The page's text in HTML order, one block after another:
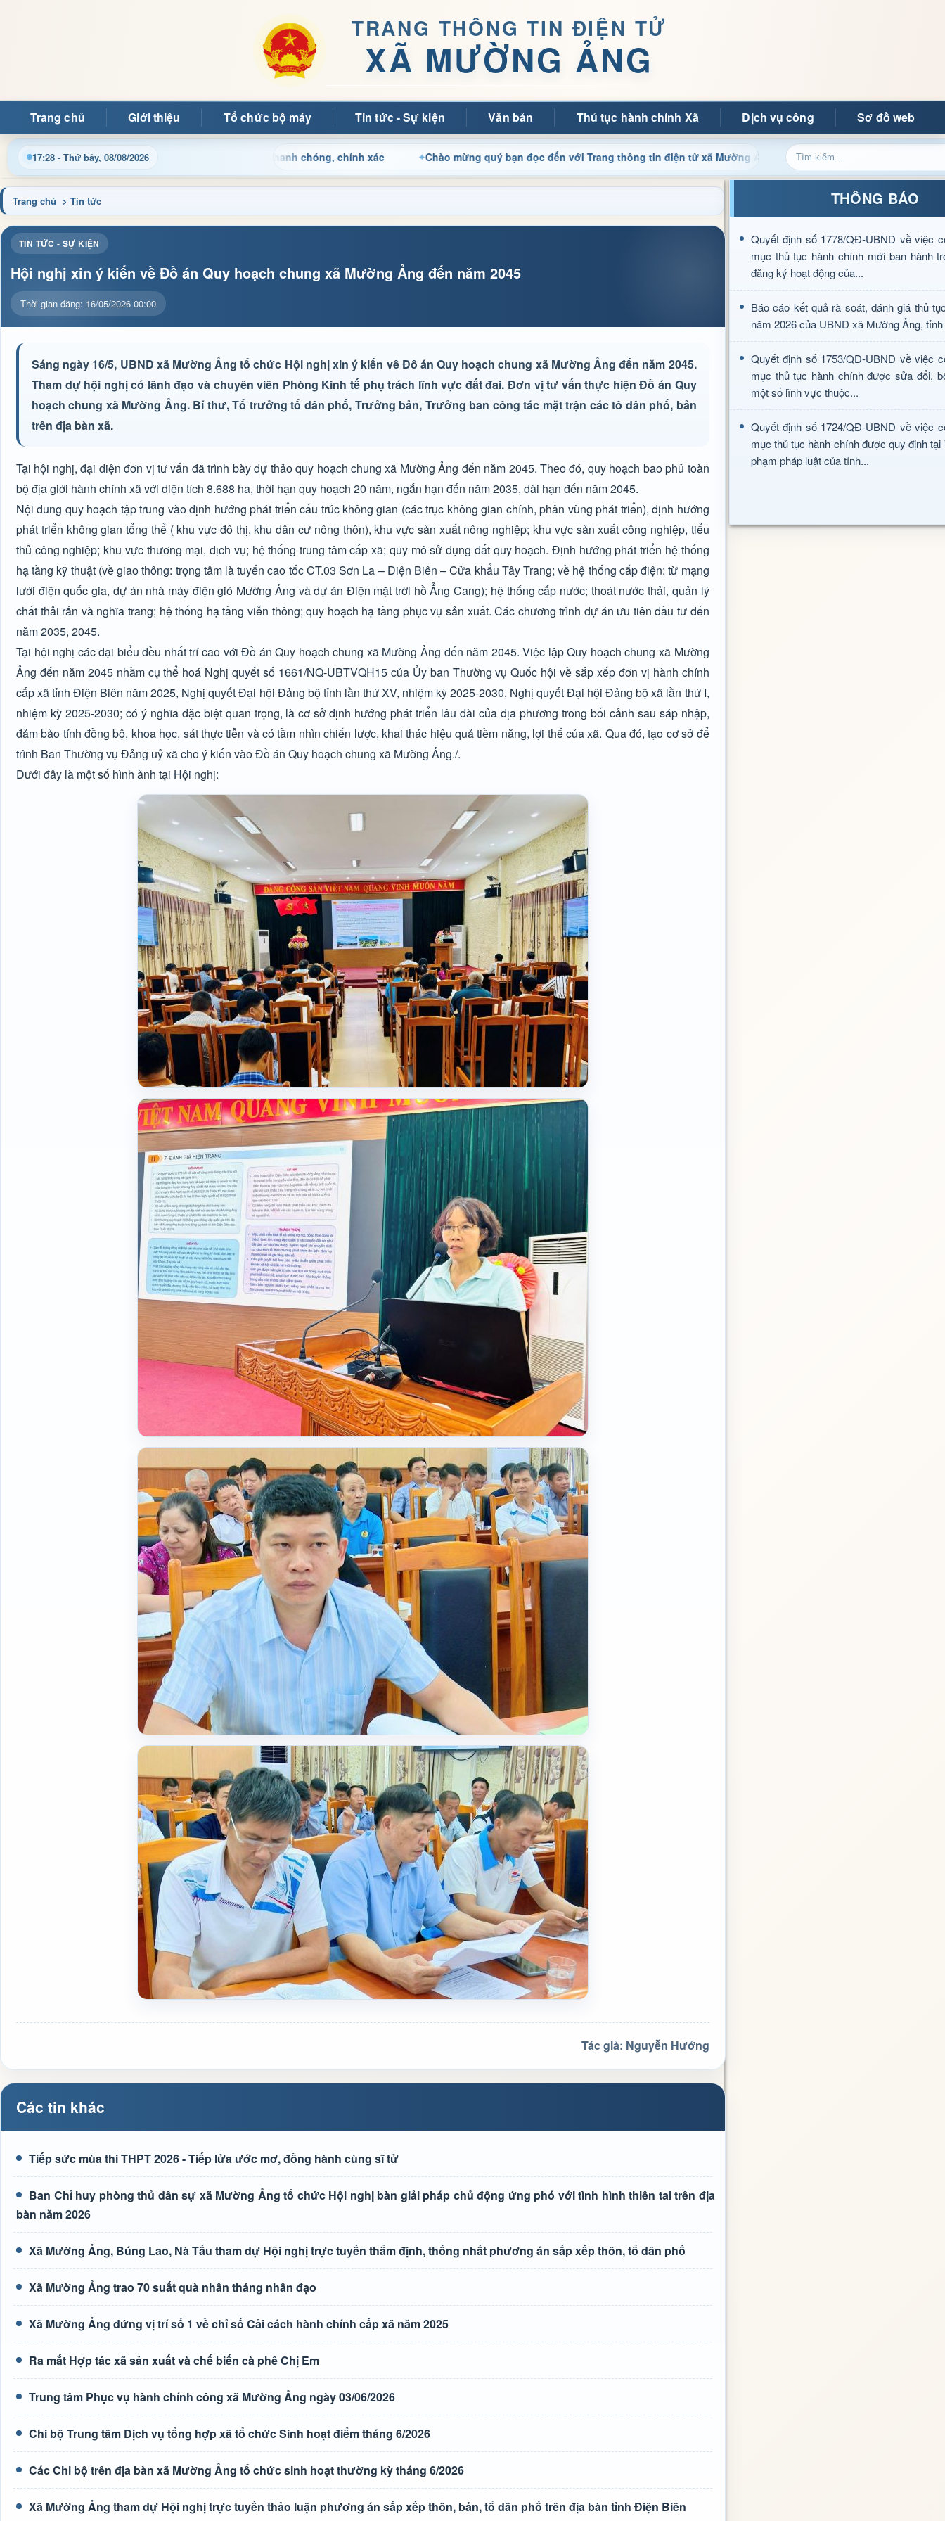
TRANG THÔNG TIN ĐIỆN TỬ
XÃ MƯỜNG ẢNG
Trang chủ Giới thiệu Tổ chức bộ máy Tin tức - Sự kiện Văn bản Thủ tục hành chính Xã Dịch vụ công Sơ đồ web
17:28 - Thứ bảy, 08/08/2026
thủ tục hành chính và tin tức địa phương nhanh chóng, chính xác Chào mừng quý bạn đọc đến với Trang thông tin điện tử xã Mường Ảng Cập nhật thông tin điều hành, thủ
Trang chủ > Tin tức
TIN TỨC - SỰ KIỆN
Hội nghị xin ý kiến về Đồ án Quy hoạch chung xã Mường Ảng đến năm 2045
Thời gian đăng: 16/05/2026 00:00
Sáng ngày 16/5, UBND xã Mường Ảng tổ chức Hội nghị xin ý kiến về Đồ án Quy hoạch chung xã Mường Ảng đến năm 2045.
Tham dự hội nghị có lãnh đạo và chuyên viên Phòng Kinh tế phụ trách lĩnh vực đất đai. Đơn vị tư vấn thực hiện Đồ án Quy
hoạch chung xã Mường Ảng. Bí thư, Tổ trưởng tổ dân phố, Trưởng bản, Trưởng ban công tác mặt trận các tô dân phố, bản
trên địa bàn xã.
Tại hội nghị, đại diện đơn vị tư vấn đã trình bày dự thảo quy hoạch chung xã Mường Ảng đến năm 2045. Theo đó, quy hoạch bao phủ toàn
bộ địa giới hành chính xã với diện tích 8.688 ha, thời hạn quy hoạch 20 năm, ngắn hạn đến năm 2035, dài hạn đến năm 2045.
Nội dung quy hoạch tập trung vào định hướng phát triển cấu trúc không gian (các trục không gian chính, phân vùng phát triển), định hướng
phát triển không gian tổng thể ( khu vực đô thị, khu dân cư nông thôn), khu vực sản xuất nông nghiệp; khu vực sản xuất công nghiệp, tiểu
thủ công nghiệp; khu vực thương mại, dịch vụ; hệ thống trung tâm cấp xã; quy mô sử dụng đất quy hoạch. Định hướng phát triển hệ thống
hạ tầng kỹ thuật (về giao thông: trọng tâm là tuyến cao tốc CT.03 Sơn La – Điện Biên – Cửa khẩu Tây Trang; về hệ thống cấp điện: từ mạng
lưới điện quốc gia, dự án nhà máy điện gió Mường Ảng và dự án Điện mặt trời hồ Ẳng Cang); hệ thống cấp nước; thoát nước thải, quản lý
chất thải rắn và nghĩa trang; hệ thống hạ tầng viễn thông; quy hoạch hạ tầng phục vụ sản xuất. Các chương trình dự án ưu tiên đầu tư đến
năm 2035, 2045.
Tại hội nghị các đại biểu đều nhất trí cao với Đồ án Quy hoạch chung xã Mường Ảng đến năm 2045. Việc lập Quy hoạch chung xã Mường
Ảng đến năm 2045 nhằm cụ thể hoá Nghị quyết số 1661/NQ-UBTVQH15 của Ủy ban Thường vụ Quốc hội về sắp xếp đơn vị hành chính
cấp xã tỉnh Điện Biên năm 2025, Nghị quyết Đại hội Đảng bộ tỉnh lần thứ XV, nhiệm kỳ 2025-2030, Nghị quyết Đại hội Đảng bộ xã lần thứ I,
nhiệm kỳ 2025-2030; có ý nghĩa đặc biệt quan trọng, là cơ sở định hướng phát triển lâu dài của địa phương trong bối cảnh sau sáp nhập,
đảm bảo tính đồng bộ, khoa học, sát thực tiễn và có tầm nhìn chiến lược, khai thác hiệu quả tiềm năng, lợi thế của xã. Qua đó, tạo cơ sở để
trình Ban Thường vụ Đảng uỷ xã cho ý kiến vào Đồ án Quy hoạch chung xã Mường Ảng./.
Dưới đây là một số hình ảnh tại Hội nghị:
Tác giả: Nguyễn Hưởng
Các tin khác
Tiếp sức mùa thi THPT 2026 - Tiếp lửa ước mơ, đồng hành cùng sĩ tử
Ban Chỉ huy phòng thủ dân sự xã Mường Ảng tổ chức Hội nghị bàn giải pháp chủ động ứng phó với tình hình thiên tai trên địa
bàn năm 2026
Xã Mường Ảng, Búng Lao, Nà Tấu tham dự Hội nghị trực tuyến thẩm định, thống nhất phương án sắp xếp thôn, tổ dân phố
Xã Mường Ảng trao 70 suất quà nhân tháng nhân đạo
Xã Mường Ảng đứng vị trí số 1 về chỉ số Cải cách hành chính cấp xã năm 2025
Ra mắt Hợp tác xã sản xuất và chế biến cà phê Chị Em
Trung tâm Phục vụ hành chính công xã Mường Ảng ngày 03/06/2026
Chi bộ Trung tâm Dịch vụ tổng hợp xã tổ chức Sinh hoạt điểm tháng 6/2026
Các Chi bộ trên địa bàn xã Mường Ảng tổ chức sinh hoạt thường kỳ tháng 6/2026
Xã Mường Ảng tham dự Hội nghị trực tuyến thảo luận phương án sắp xếp thôn, bản, tổ dân phố trên địa bàn tỉnh Điện Biên
THÔNG BÁO
Quyết định số 1778/QĐ-UBND về việc
mục thủ tục hành chính mới ban hành
đăng ký hoạt động của...
Báo cáo kết quả rà soát, đánh giá thủ
năm 2026 của UBND xã Mường Ảng,
Quyết định số 1753/QĐ-UBND về việc
mục thủ tục hành chính được sửa đổi,
một số lĩnh vực thuộc...
Quyết định số 1724/QĐ-UBND về việc
mục thủ tục hành chính được quy định tại
phạm pháp luật của tỉnh...